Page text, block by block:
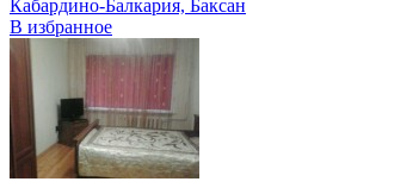
Кабардино-Балкария, Баксан
В избранное